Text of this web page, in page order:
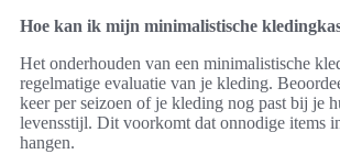
Hoe kan ik mijn minimalistische
Het onderhouden van een minimalistische
regelmatige evaluatie van je kleding.
keer per seizoen of je kleding nog past bij je
levensstijl. Dit voorkomt dat onnodige items
hangen.